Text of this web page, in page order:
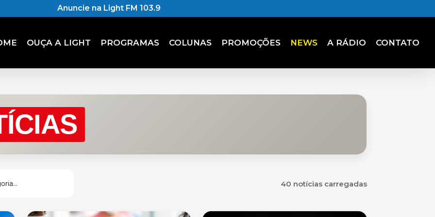
Anuncie na Light FM 103.9
OUÇA A LIGHT PROGRAMAS COLUNAS PROMOÇÕES NEWS A RÁDIO CONTATO
40 notícias carregadas